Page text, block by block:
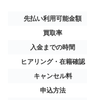
先払い利用可能金額
買取率
入金までの時間
ヒアリング・在籍確認
キャンセル料
申込方法